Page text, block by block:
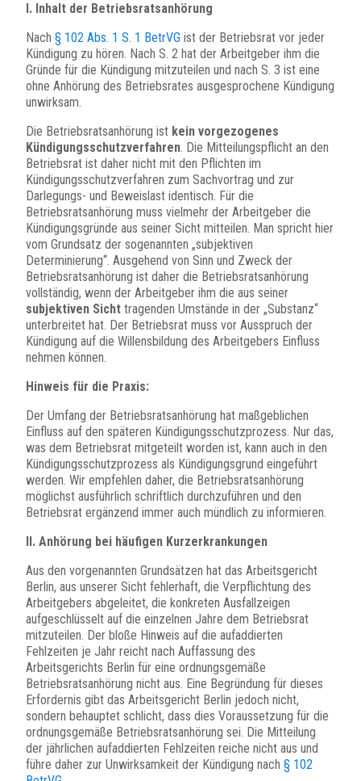
I. Inhalt der Betriebsratsanhörung
Nach § 102 Abs. 1 S. 1 BetrVG ist der Betriebsrat vor jeder
Kündigung zu hören. Nach S. 2 hat der Arbeitgeber ihm die
Gründe für die Kündigung mitzuteilen und nach S. 3 ist eine
ohne Anhörung des Betriebsrates ausgesprochene Kündigung
unwirksam.
Die Betriebsratsanhörung ist kein vorgezogenes
Kündigungsschutzverfahren. Die Mitteilungspflicht an den
Betriebsrat ist daher nicht mit den Pflichten im
Kündigungsschutzverfahren zum Sachvortrag und zur
Darlegungs- und Beweislast identisch. Für die
Betriebsratsanhörung muss vielmehr der Arbeitgeber die
Kündigungsgründe aus seiner Sicht mitteilen. Man spricht hier
vom Grundsatz der sogenannten „subjektiven
Determinierung“. Ausgehend von Sinn und Zweck der
Betriebsratsanhörung ist daher die Betriebsratsanhörung
vollständig, wenn der Arbeitgeber ihm die aus seiner
subjektiven Sicht tragenden Umstände in der „Substanz“
unterbreitet hat. Der Betriebsrat muss vor Ausspruch der
Kündigung auf die Willensbildung des Arbeitgebers Einfluss
nehmen können.
Hinweis für die Praxis:
Der Umfang der Betriebsratsanhörung hat maßgeblichen
Einfluss auf den späteren Kündigungsschutzprozess. Nur das,
was dem Betriebsrat mitgeteilt worden ist, kann auch in den
Kündigungsschutzprozess als Kündigungsgrund eingeführt
werden. Wir empfehlen daher, die Betriebsratsanhörung
möglichst ausführlich schriftlich durchzuführen und den
Betriebsrat ergänzend immer auch mündlich zu informieren.
II. Anhörung bei häufigen Kurzerkrankungen
Aus den vorgenannten Grundsätzen hat das Arbeitsgericht
Berlin, aus unserer Sicht fehlerhaft, die Verpflichtung des
Arbeitgebers abgeleitet, die konkreten Ausfallzeigen
aufgeschlüsselt auf die einzelnen Jahre dem Betriebsrat
mitzuteilen. Der bloße Hinweis auf die aufaddierten
Fehlzeiten je Jahr reicht nach Auffassung des
Arbeitsgerichts Berlin für eine ordnungsgemäße
Betriebsratsanhörung nicht aus. Eine Begründung für dieses
Erfordernis gibt das Arbeitsgericht Berlin jedoch nicht,
sondern behauptet schlicht, dass dies Voraussetzung für die
ordnungsgemäße Betriebsratsanhörung sei. Die Mitteilung
der jährlichen aufaddierten Fehlzeiten reiche nicht aus und
führe daher zur Unwirksamkeit der Kündigung nach § 102